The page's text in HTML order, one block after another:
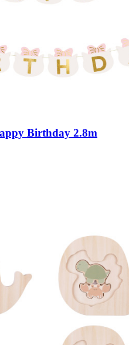
Birthday 2.8m